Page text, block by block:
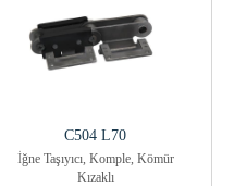
C504 L70
İğne Taşıyıcı, Komple, Kömür
Kızaklı